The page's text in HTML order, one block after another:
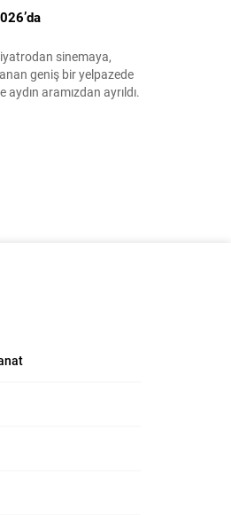
sinemaya,
geniş bir yelpazede
aramızdan ayrıldı.